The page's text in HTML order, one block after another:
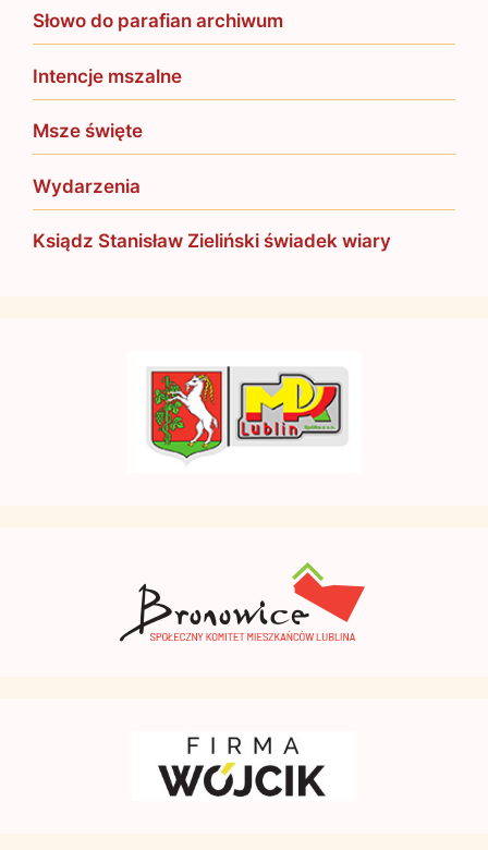
Słowo do parafian archiwum
Intencje mszalne
Msze święte
Wydarzenia
Ksiądz Stanisław Zieliński świadek wiary